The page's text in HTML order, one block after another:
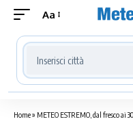
Aa
Cerca località meteo
Home» METEO ESTREMO, dal fresco ai